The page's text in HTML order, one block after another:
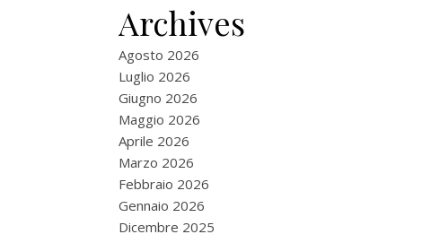
Archives
Agosto 2026
Luglio 2026
Giugno 2026
Maggio 2026
Aprile 2026
Marzo 2026
Febbraio 2026
Gennaio 2026
Dicembre 2025